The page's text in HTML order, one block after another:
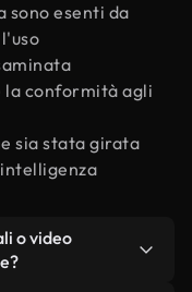
sono esenti da
conformità agli
sia stata girata
o video